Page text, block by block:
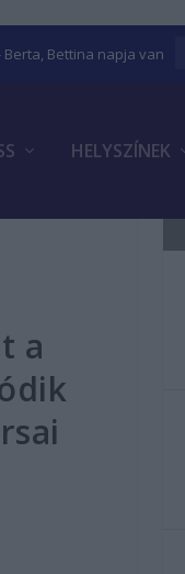
Bettina napja van
HELYSZÍNEK
a